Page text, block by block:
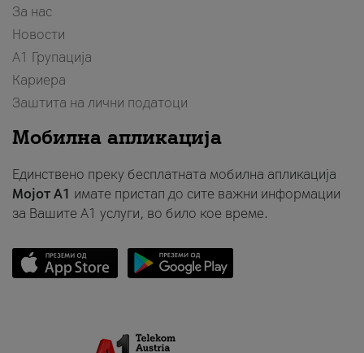
За нас
Новости
А1 Групација
Кариера
Заштита на лични податоци
Мобилна апликација
Единствено преку бесплатната мобилна апликација
Мојот A1 имате пристап до сите важни информации
за Вашите A1 услуги, во било кое време.